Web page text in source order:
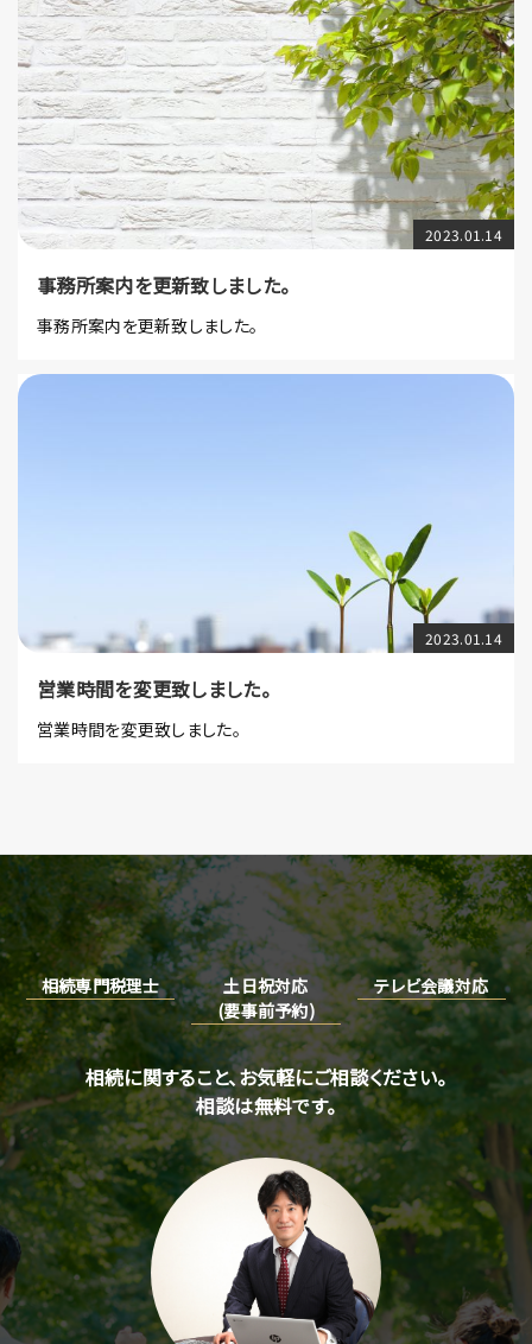
2023.01.14
事務所案内を更新致しました。
事務所案内を更新致しました。
2023.01.14
営業時間を変更致しました。
営業時間を変更致しました。
相続専門税理士
土日祝対応
(要事前予約)
テレビ会議対応
相続に関すること、お気軽にご相談ください。
相談は無料です。